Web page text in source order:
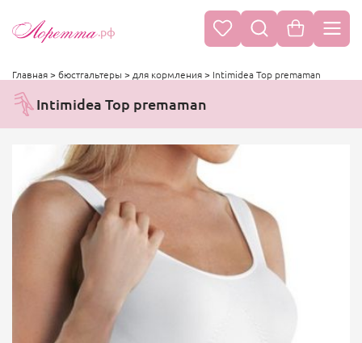
.рф
Главная> бюстгальтеры > для кормления> Intimidea Top premaman
Intimidea Top premaman